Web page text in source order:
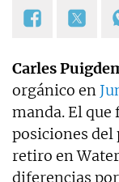
Carles
orgánico en
manda. El que
posiciones del
retiro en
diferencias